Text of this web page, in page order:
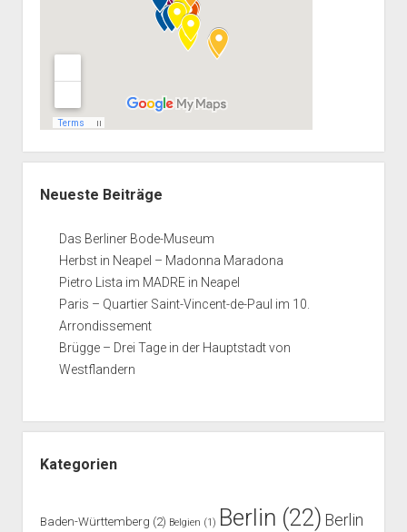
Neueste Beiträge
Das Berliner Bode-Museum
Herbst in Neapel – Madonna Maradona
Pietro Lista im MADRE in Neapel
Paris – Quartier Saint-Vincent-de-Paul im 10.
Arrondissement
Brügge – Drei Tage in der Hauptstadt von
Westflandern
Kategorien
Baden-Württemberg (2) Belgien (1) Berlin (22) Berlin